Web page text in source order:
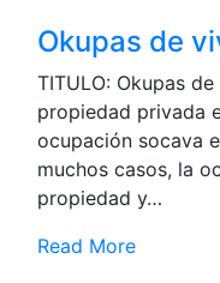
Okupas de
TITULO: Okupas de
propiedad privada
ocupación socava
muchos casos, la
propiedad y…
Read More